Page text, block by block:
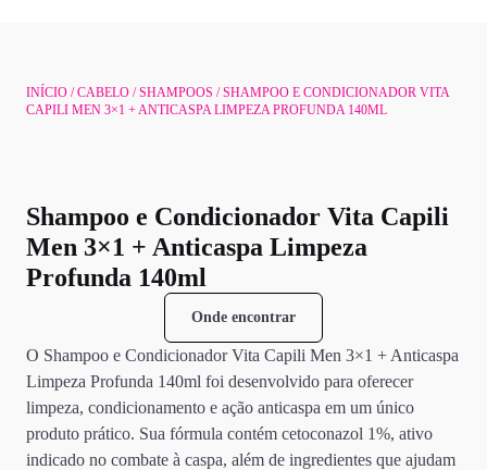
INÍCIO /CABELO /SHAMPOOS / SHAMPOO E CONDICIONADOR VITA
CAPILI MEN 3×1 + ANTICASPA LIMPEZA PROFUNDA 140ML
Shampoo e Condicionador Vita Capili
Men 3×1 + Anticaspa Limpeza
Profunda 140ml
Onde encontrar
O Shampoo e Condicionador Vita Capili Men 3×1 + Anticaspa
Limpeza Profunda 140ml foi desenvolvido para oferecer
limpeza, condicionamento e ação anticaspa em um único
produto prático. Sua fórmula contém cetoconazol 1%, ativo
indicado no combate à caspa, além de ingredientes que ajudam